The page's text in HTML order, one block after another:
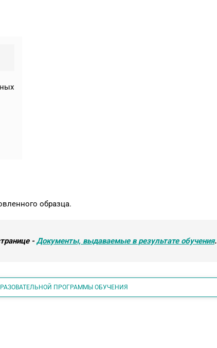
образца.
-Документы, выдаваемые в результате обучения.
ПРОГРАММЫ ОБУЧЕНИЯ